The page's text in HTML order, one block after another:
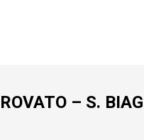
– S.